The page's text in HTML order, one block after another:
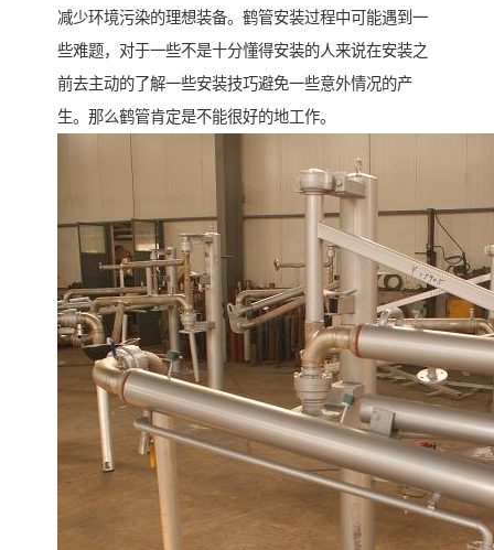
减少环境污染的理想装备。鹤管安装过程中可能遇到一
些难题，对于一些不是十分懂得安装的人来说在安装之
前去主动的了解一些安装技巧避免一些意外情况的产
生。那么鹤管肯定是不能很好的地工作。